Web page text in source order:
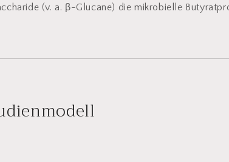
(v. a. β-Glucane) die mikrobielle